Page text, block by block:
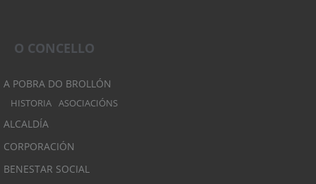
O CONCELLO
A POBRA DO BROLLÓN
HISTORIA ASOCIACIÓNS
ALCALDÍA
CORPORACIÓN
BENESTAR SOCIAL